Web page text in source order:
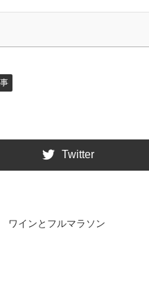
Twitter
ワインとフルマラソン